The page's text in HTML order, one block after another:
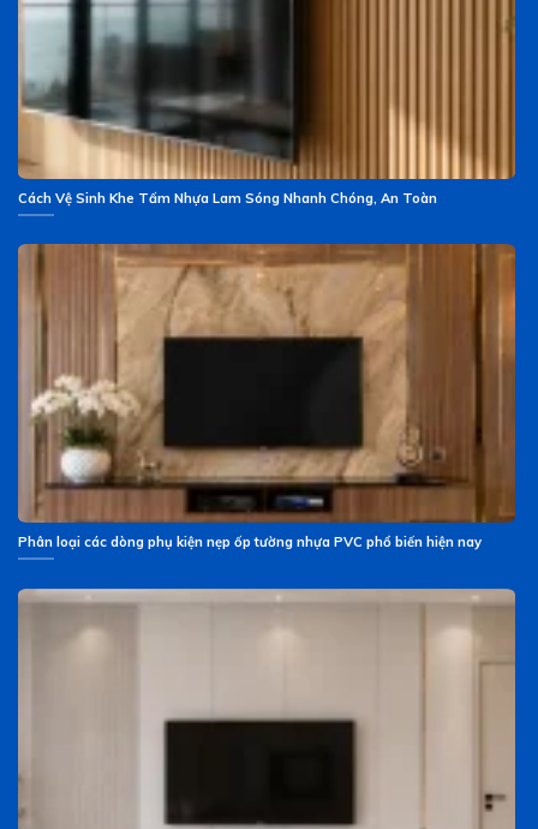
Cách Vệ Sinh Khe Tấm Nhựa Lam Sóng Nhanh Chóng, An Toàn
Phân loại các dòng phụ kiện nẹp ốp tường nhựa PVC phổ biến hiện nay